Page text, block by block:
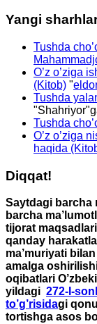
Yangi
Tushda
O’z o’ziga
(Kitob) "
Tushda
"Shahriyor
Tushda
O’z o’ziga
haqida
Diqqat!
Saytdagi barcha
barcha
tijorat
qanday
ma’muriyati
amalga
oqibatlari
yildagi 272-I-
to’g’risidagi
tortishga asos